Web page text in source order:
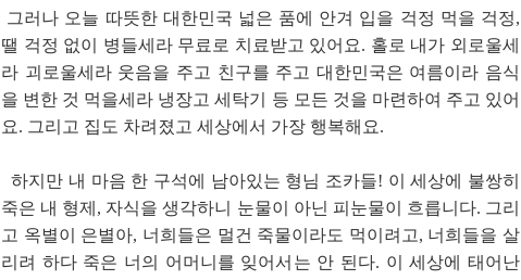
그러나 오늘 따뜻한 대한민국 넓은 품에 안겨 입을 걱정 먹을 걱정,
땔 걱정 없이 병들세라 무료로 치료받고 있어요. 홀로 내가 외로울세
라 괴로울세라 웃음을 주고 친구를 주고 대한민국은 여름이라 음식
을 변한 것 먹을세라 냉장고 세탁기 등 모든 것을 마련하여 주고 있어
요. 그리고 집도 차려졌고 세상에서 가장 행복해요.
하지만 내 마음 한 구석에 남아있는 형님 조카들! 이 세상에 불쌍히
죽은 내 형제, 자식을 생각하니 눈물이 아닌 피눈물이 흐릅니다. 그리
고 옥별이 은별아, 너희들은 멀건 죽물이라도 먹이려고, 너희들을 살
리려 하다 죽은 너의 어머니를 잊어서는 안 된다. 이 세상에 태어난